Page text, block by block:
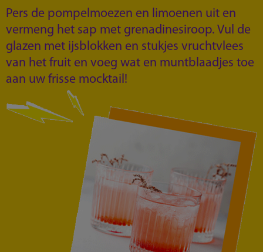
Pers de pompelmoezen en limoenen uit en
vermeng het sap met grenadinesiroop. Vul de
glazen met ijsblokken en stukjes vruchtvlees
van het fruit en voeg wat en muntblaadjes toe
aan uw frisse mocktail!